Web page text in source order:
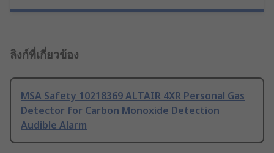
ลิงก์ที่เกี่ยวข้อง
MSA Safety 10218369 ALTAIR 4XR Personal Gas
Detector for Carbon Monoxide Detection
Audible Alarm